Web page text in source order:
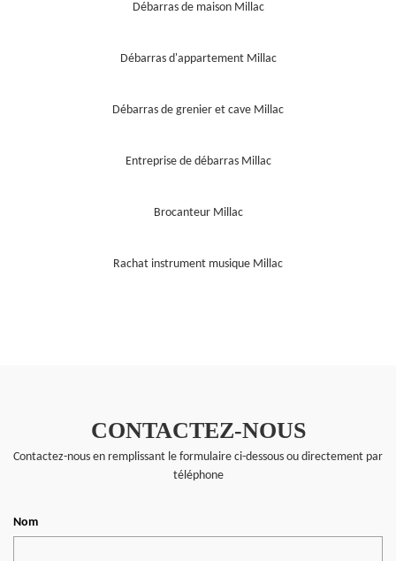
Débarras de maison Millac
Débarras d'appartement Millac
Débarras de grenier et cave Millac
Entreprise de débarras Millac
Brocanteur Millac
Rachat instrument musique Millac
CONTACTEZ-NOUS
Contactez-nous en remplissant le formulaire ci-dessous ou directement par
téléphone
Nom